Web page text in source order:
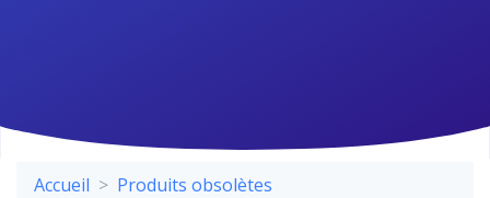
Accueil Produits obsolètes